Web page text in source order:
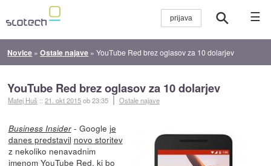
☰
Novice »Ostale najave »YouTube Red brez oglasov za 10 dolarjev
YouTube Red brez oglasov za 10 dolarjev
Matej Huš ::21. okt 2015ob 23:35 Ostale najave
Business Insider- Google je
danes predstavil novo storitev
z nekoliko nenavadnim
imenom YouTube Red, ki bo